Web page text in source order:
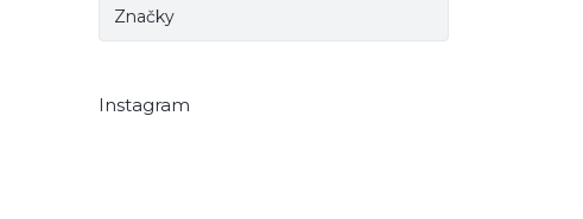
Značky
Instagram